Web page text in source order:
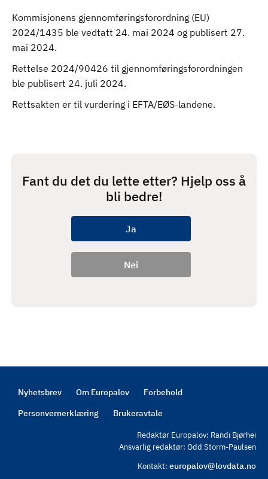
Kommisjonens gjennomføringsforordning (EU)
2024/1435 ble vedtatt 24. mai 2024 og publisert 27.
mai 2024.
Rettelse 2024/90426 til gjennomføringsforordningen
ble publisert 24. juli 2024.
Rettsakten er til vurdering i EFTA/EØS-landene.
Fant du det du lette etter? Hjelp oss å
bli bedre!
Footer
Nyhetsbrev Om Europalov
Forbehold
Personvernerklæring
Brukeravtale
Redaktør Europalov: Randi Bjørhei
Ansvarlig redaktør: Odd Storm-Paulsen
Kontakt: europalov@lovdata.no